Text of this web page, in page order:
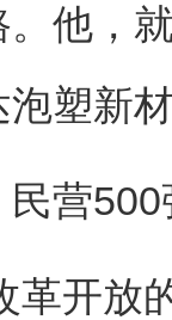
他，
塑新
营500
开放的